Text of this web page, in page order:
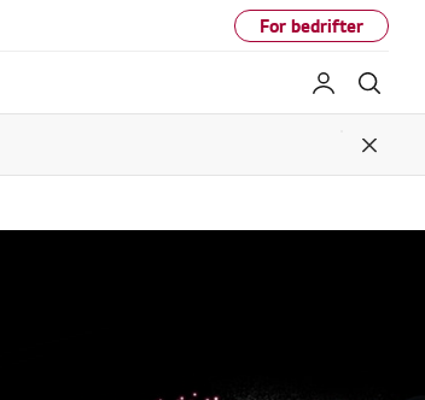
For bedrifter
My LG
Close